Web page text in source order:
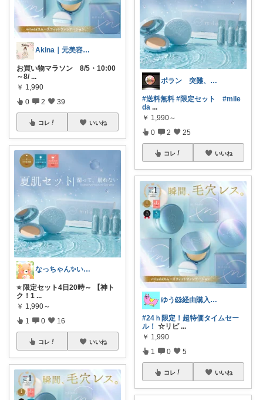
Akina｜元美容部員ママの美容と暮らし
お買い物マラソン 8/5・10:00
～8/ ...
￥ 1,990
0 2 39
コレ いいね
なっちゃん✨いつもありがとう😊✨
⭐️ 限定セット4日20時～ 【神ト
ク！1 ...
￥ 1,990～
1 0 16
コレ いいね
ポラン 突難、メニエール病で療養中
#送料無料 #限定セット
#mile
da ...
￥ 1,990～
0 2 25
コレ いいね
ゆう🐹経由購入感謝🙇‍♀️
#24ｈ限定！超特価タイムセー
ル！ ☆リピ ...
￥ 1,990
1 0 5
コレ いいね